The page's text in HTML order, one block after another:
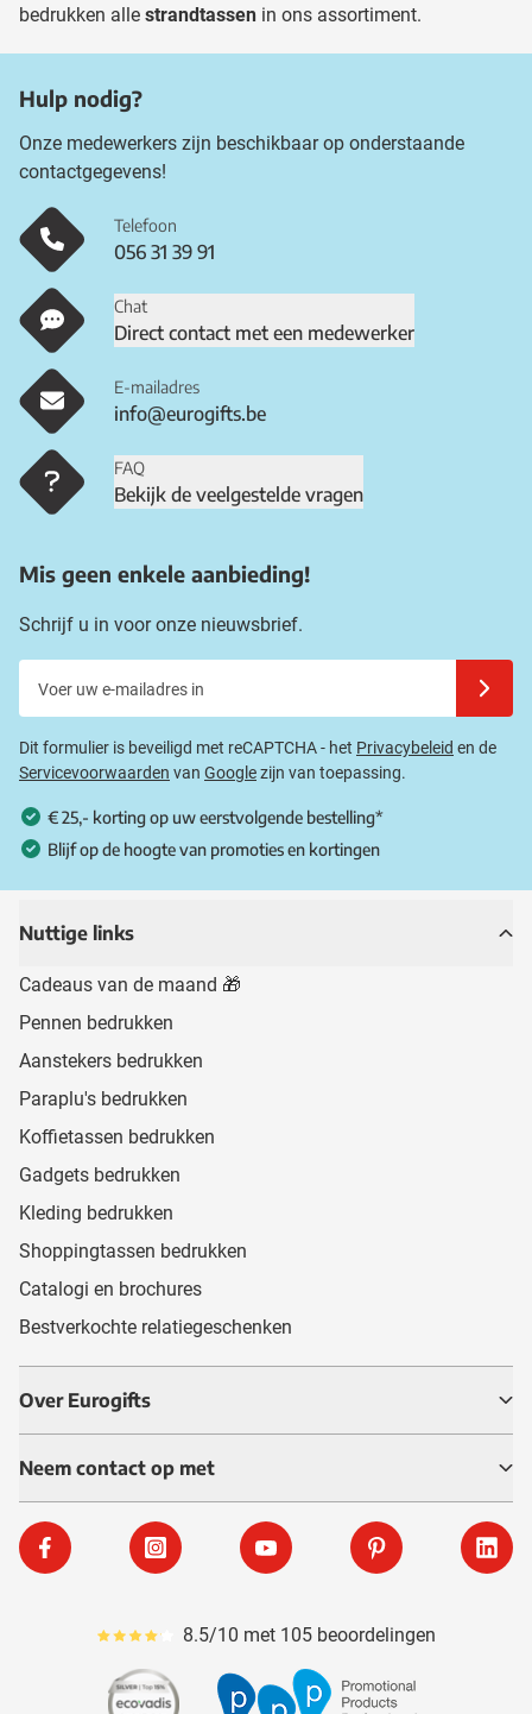
bedrukken alle strandtassen in ons assortiment.
Hulp nodig?
Onze medewerkers zijn beschikbaar op onderstaande
contactgegevens!
Telefoon
056 31 39 91
Chat
Direct contact met een medewerker
E-mailadres
info@eurogifts.be
FAQ
Bekijk de veelgestelde vragen
Mis geen enkele aanbieding!
Schrijf u in voor onze nieuwsbrief.
Dit formulier is beveiligd met reCAPTCHA - het Privacybeleid en de
Servicevoorwaarden van Googlezijn van toepassing.
€ 25,- korting op uw eerstvolgende bestelling*
Blijf op de hoogte van promoties en kortingen
Nuttige links
Cadeaus van de maand 🎁
Pennen bedrukken
Aanstekers bedrukken
Paraplu's bedrukken
Koffietassen bedrukken
Gadgets bedrukken
Kleding bedrukken
Shoppingtassen bedrukken
Catalogi en brochures
Bestverkochte relatiegeschenken
Over Eurogifts
Neem contact op met
Facebook Instagram YouTube Pinterest
Gemiddeld reviewpercentage is 85
8.5/10 met 105 beoordelingen